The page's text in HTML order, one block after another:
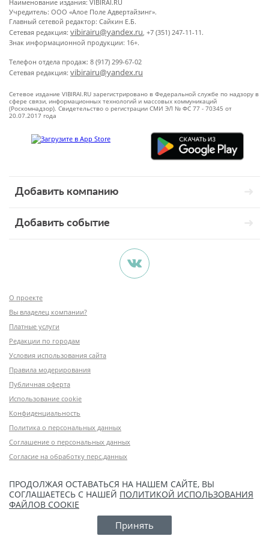
Наименование издания: VIBIRAI.RU
Учредитель: ООО «Алое Поле Адвертайзинг».
Главный сетевой редактор: Сайкин Е.Б.
Сетевая редакция: vibirairu@yandex.ru, +7 (351) 247-11-11.
Знак информационной продукции: 16+.
Телефон отдела продаж: 8 (917) 299-67-02
Сетевая редакция: vibirairu@yandex.ru
Сетевое издание VIBIRAI.RU зарегистрировано в Федеральной службе по надзору в
сфере связи, информационных технологий и массовых коммуникаций
(Роскомнадзор). Свидетельство о регистрации СМИ ЭЛ № ФС 77 - 70345 от
20.07.2017 года
Добавить компанию
Добавить событие
О проекте
Вы владелец компании?
Платные услуги
Редакции по городам
Условия использования сайта
Правила модерирования
Публичная оферта
Использование cookie
Конфиденциальность
Политика о персональных данных
Соглашение о персональных данных
Согласие на обработку перс.данных
ПРОДОЛЖАЯ ОСТАВАТЬСЯ НА НАШЕМ САЙТЕ, ВЫ
СОГЛАШАЕТЕСЬ С НАШЕЙ ПОЛИТИКОЙ ИСПОЛЬЗОВАНИЯ
ФАЙЛОВ COOKIE
Принять